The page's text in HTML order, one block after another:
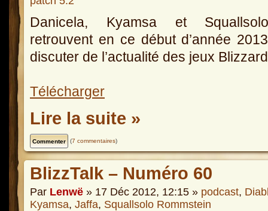
Danicela, Kyamsa et
retrouvent en ce début d’année
discuter de l’actualité des jeux
Télécharger
Lire la suite »
(7 commentaires)
BlizzTalk – Numéro 60
Par Lenwë » 17 Déc 2012, 12:15 » podcast,
Kyamsa, Jaffa, Squallsolo Rommstein